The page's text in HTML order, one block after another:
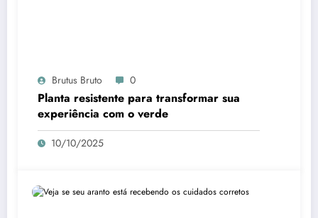
Brutus Bruto 0
Planta resistente para transformar sua
experiência com o verde
10/10/2025